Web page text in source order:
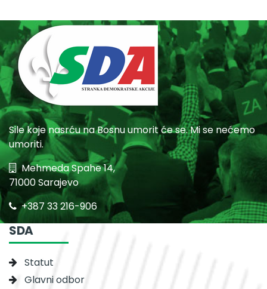
Sile koje nasrću na Bosnu umorit će se. Mi se nećemo
umoriti.
Mehmeda Spahe 14,
71000 Sarajevo
+387 33 216-906
SDA
Statut
Glavni odbor